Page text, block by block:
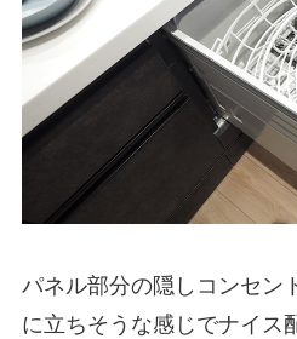
パネル部分の隠しコンセン
に立ちそうな感じでナイス